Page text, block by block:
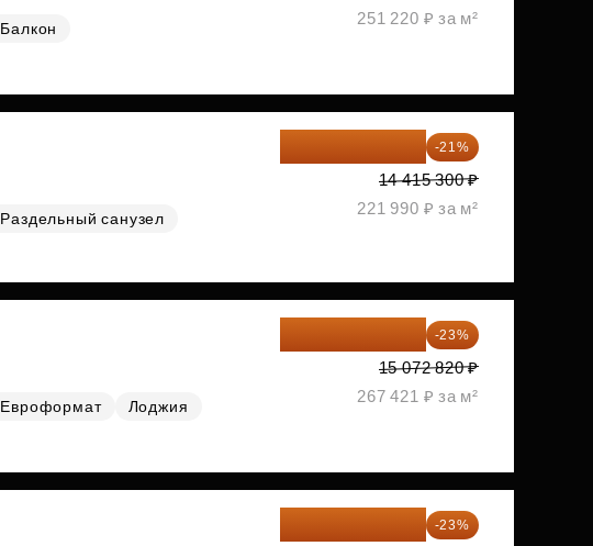
Балкон
251 220 ₽ за м²
Раздельный санузел
-21%
14 415 300 ₽
221 990 ₽ за м²
Евроформат
Лоджия
-23%
15 072 820 ₽
267 421 ₽ за м²
-23%